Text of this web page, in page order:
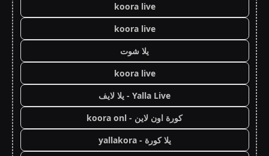
koora live
koora live
يلا شوت
koora live
Yalla Live - يلا لايف
كورة اون لاين - koora onl
يلا كورة - yallakora